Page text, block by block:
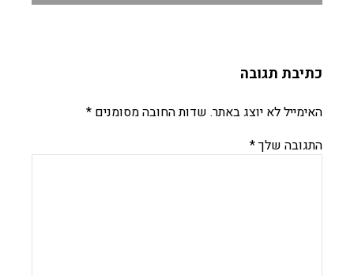
כתיבת תגובה
האימייל לא יוצג באתר. שדות החובה מסומנים *
התגובה שלך*